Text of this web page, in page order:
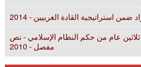
ضمن استراتيجية القادة الغربيين - 2014
ثلاثين عام من حكم النظام الإسلامي - نص
مفصل - 2010